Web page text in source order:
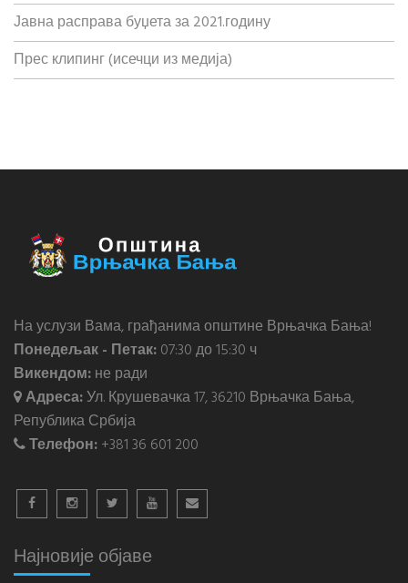
Јавна расправа буџета за 2021.годину
Прес клипинг (исечци из медија)
На услузи Вама, грађанима општине Врњачка Бања!
Понедељак - Петак:07:30 до 15:30 ч
Викендом:не ради
Адреса:Ул. Крушевачка 17, 36210 Врњачка Бања,
Република Србија
Телефон:+381 36 601 200
Најновије објаве